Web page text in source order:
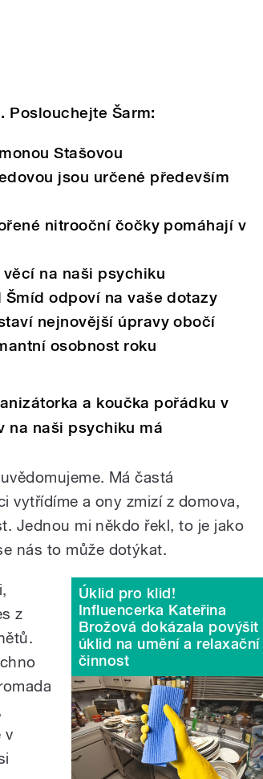
Poslouchejte Šarm:
Stašovou
jsou určené především
nitrooční čočky pomáhají v
na naši psychiku
odpoví na vaše dotazy
nejnovější úpravy obočí
osobnost roku
a koučka pořádku v
na naši psychiku má
Má častá
vytřídíme a ony zmizí z domova,
Jednou mi někdo řekl, to je jako
nás to může dotýkat.
Úklid pro klid!
Influencerka Kateřina
Brožová dokázala povýšit
úklid na umění a relaxační
činnost
z
v